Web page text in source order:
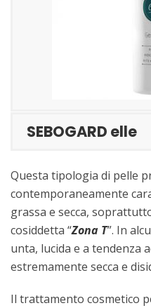
SEBOGARD elle
Questa tipologia di pelle
contemporaneamente
grassa e secca,
cosiddetta “Zona T”. In
unta, lucida e a tendenza
estremamente secca e
Il trattamento cosmetico